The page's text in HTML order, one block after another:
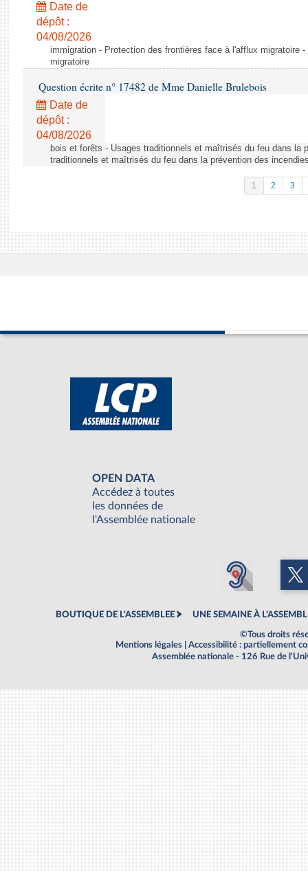
Date de
dépôt :
04/08/2026
immigration - Protection des frontières face à l'afflux migratoire
migratoire
Question écrite n° 17482 de Mme Danielle Brulebois
Date de
dépôt :
04/08/2026
bois et forêts - Usages traditionnels et maîtrisés du feu dans la
traditionnels et maîtrisés du feu dans la prévention des
1 2 3
OPEN DATA
Accédez à toutes
les données de
l'Assemblée nationale
BOUTIQUE DE L'ASSEMBLEE UNE SEMAINE À
©Tous droits
Mentions légales
Accessibilité : partiellement
Assemblée nationale - 126 Rue de